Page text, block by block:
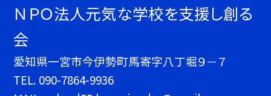
ＮＰＯ法人元気な学校を支援し創る
会
愛知県一宮市今伊勢町馬寄字八丁堀９－７
TEL. 090-7864-9936